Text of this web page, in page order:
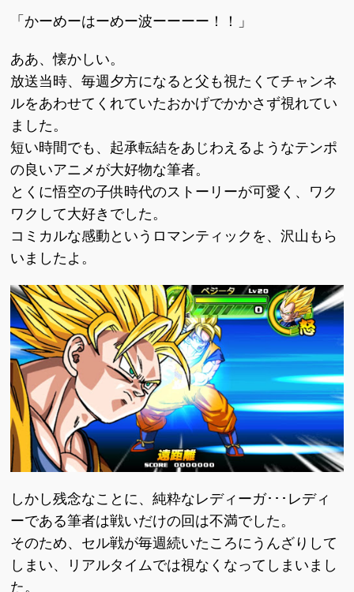
「かーめーはーめー波ーーーー！！」
ああ、懐かしい。
放送当時、毎週夕方になると父も視たくてチャンネ
ルをあわせてくれていたおかげでかかさず視れてい
ました。
短い時間でも、起承転結をあじわえるようなテンポ
の良いアニメが大好物な筆者。
とくに悟空の子供時代のストーリーが可愛く、ワク
ワクして大好きでした。
コミカルな感動というロマンティックを、沢山もら
いましたよ。
しかし残念なことに、純粋なレディーガ･･･レディ
ーである筆者は戦いだけの回は不満でした。
そのため、セル戦が毎週続いたころにうんざりして
しまい、リアルタイムでは視なくなってしまいまし
た。